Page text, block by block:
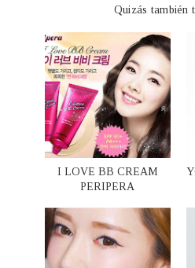
Quizás también
I LOVE BB CREAM
PERIPERA